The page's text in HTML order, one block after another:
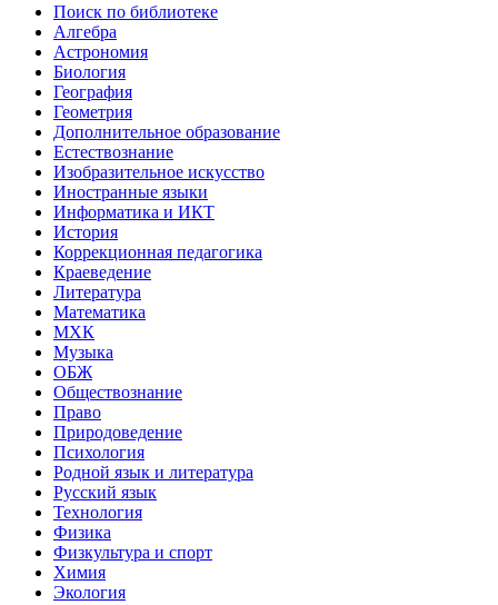
Поиск по библиотеке
Алгебра
Астрономия
Биология
География
Геометрия
Дополнительное образование
Естествознание
Изобразительное искусство
Иностранные языки
Информатика и ИКТ
История
Коррекционная педагогика
Краеведение
Литература
Математика
МХК
Музыка
ОБЖ
Обществознание
Право
Природоведение
Психология
Родной язык и литература
Русский язык
Технология
Физика
Физкультура и спорт
Химия
Экология